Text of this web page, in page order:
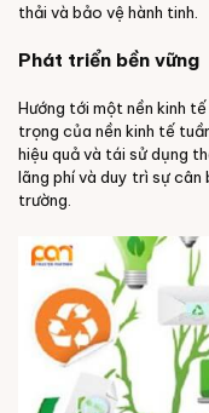
thải và bảo vệ hành tinh.
Phát triển bền vững
Hướng tới một nền kinh
trọng của nền kinh tế
hiệu quả và tái sử dụng
lãng phí và duy trì sự
trường.